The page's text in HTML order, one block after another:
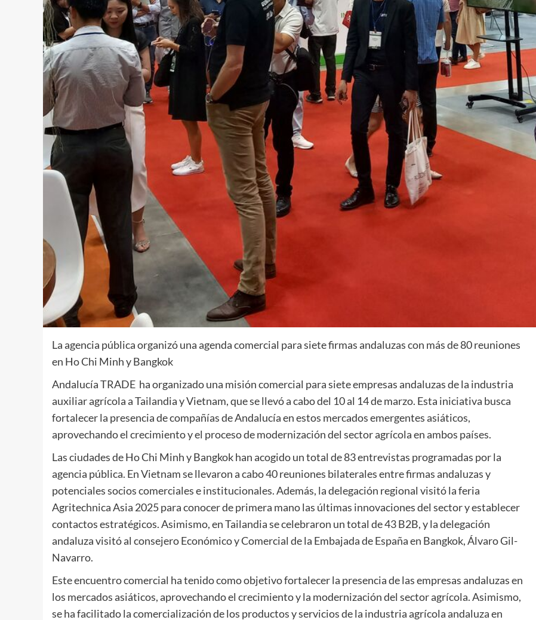
La agencia pública organizó una agenda comercial para siete firmas andaluzas con más de 80 reuniones
en Ho Chi Minh y Bangkok
Andalucía TRADE ha organizado una misión comercial para siete empresas andaluzas de la industria
auxiliar agrícola a Tailandia y Vietnam, que se llevó a cabo del 10 al 14 de marzo. Esta iniciativa busca
fortalecer la presencia de compañías de Andalucía en estos mercados emergentes asiáticos,
aprovechando el crecimiento y el proceso de modernización del sector agrícola en ambos países.
Las ciudades de Ho Chi Minh y Bangkok han acogido un total de 83 entrevistas programadas por la
agencia pública. En Vietnam se llevaron a cabo 40 reuniones bilaterales entre firmas andaluzas y
potenciales socios comerciales e institucionales. Además, la delegación regional visitó la feria
Agritechnica Asia 2025 para conocer de primera mano las últimas innovaciones del sector y establecer
contactos estratégicos. Asimismo, en Tailandia se celebraron un total de 43 B2B, y la delegación
andaluza visitó al consejero Económico y Comercial de la Embajada de España en Bangkok, Álvaro Gil-
Navarro.
Este encuentro comercial ha tenido como objetivo fortalecer la presencia de las empresas andaluzas en
los mercados asiáticos, aprovechando el crecimiento y la modernización del sector agrícola. Asimismo,
se ha facilitado la comercialización de los productos y servicios de la industria agrícola andaluza en